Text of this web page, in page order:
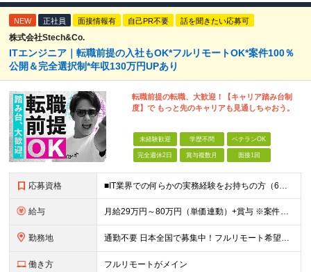
NEW 正社員 面接情報有 自己PR不要 話を聞きたい応募可
株式会社Stech&Co.
ITエンジニア｜転職前提の入社もOK*フルリモートOK*案件100％
公開＆完全選択制*年収130万円UPあり
転職前提の転職、大歓迎！【キャリア踏み台制
度】で もっと先のキャリアも見通しちゃおう。
未経験歓迎 学歴不問 ベテランOK
完全週休2日 賞与複数月 面接1回
応募資格 ■IT業界での何らかの実務経験をお持ちの方（6ヶ月以上） ■学歴不問 ◎担当フェーズ └開発・保守・運用などのジャンルやフェーズ、言語などは問いません！ ※ブランクがある方、社会人経験10年以上の方
給与 月給29万円～80万円（単価連動）+賞与 ※案件単価率は80% ※試用期間3ヶ月間の待遇に変動はありません ※みなし残業代(月30時間分47,138円～)を含む。超過分は追加支給 ※給料が上がる形で
勤務地 通勤不要 日本全国で募集中！フルリモート希望者も大歓迎！ ※クライアントオフィスへの出勤が必要な場合は、 「東京オフィス」または「首都圏・関西圏」になります ※勤務地の選択はご希望を考慮し、転居を
働き方 フルリモートがメイン